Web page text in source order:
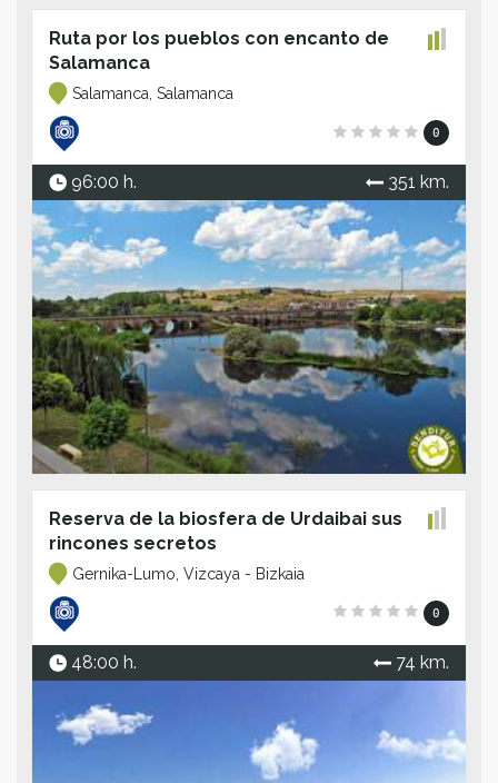
Ruta por los pueblos con encanto de
Salamanca
Salamanca, Salamanca
0
96:00 h. 351 km.
Reserva de la biosfera de Urdaibai sus
rincones secretos
Gernika-Lumo, Vizcaya - Bizkaia
0
48:00 h. 74 km.